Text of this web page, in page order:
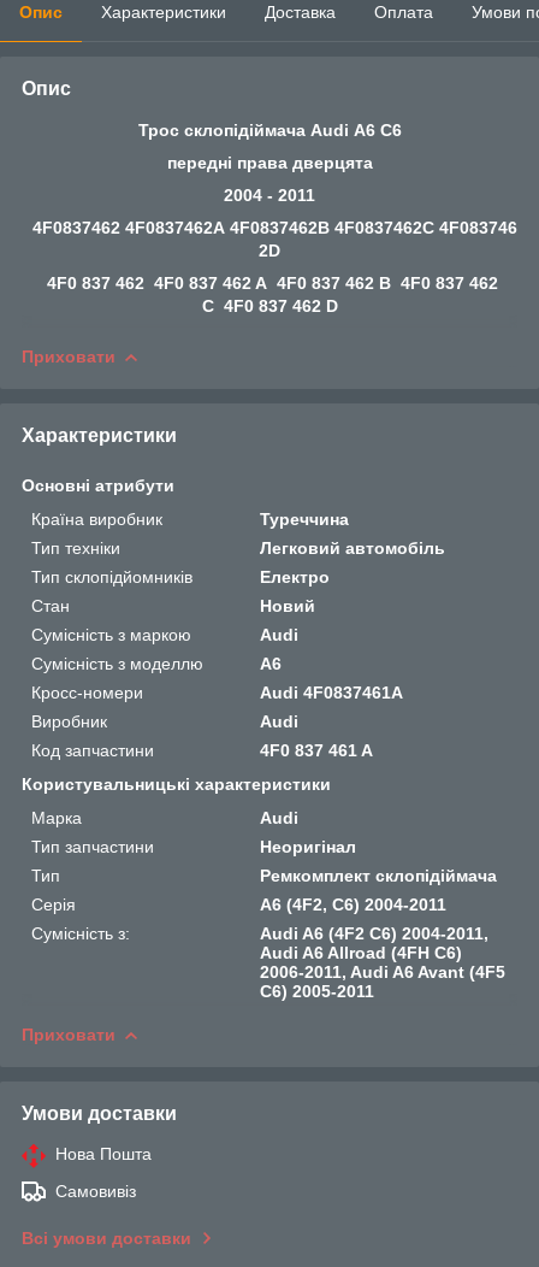
Опис Характеристики Доставка Оплата Умови
Опис
Трос склопідіймача Audi A6 C6
передні права дверцята
2004 - 2011
4F0837462 4F0837462A 4F0837462B 4F0837462C 4F083746
2D
4F0 837 462 4F0 837 462 A 4F0 837 462 B 4F0 837 462
C 4F0 837 462 D
Приховати
Характеристики
Основні атрибути
Країна виробник
Туреччина
Тип техніки
Легковий автомобіль
Тип склопідйомників
Електро
Стан
Новий
Сумісність з маркою
Audi
Сумісність з моделлю
A6
Кросс-номери
Audi 4F0837461A
Виробник
Audi
Код запчастини
4F0 837 461 A
Користувальницькі характеристики
Марка
Audi
Тип запчастини
Неоригінал
Тип
Ремкомплект склопідіймача
Серія
A6 (4F2, C6) 2004-2011
Сумісність з:
Audi A6 (4F2 C6) 2004-2011,
Audi A6 Allroad (4FH C6)
2006-2011, Audi A6 Avant (4F5
C6) 2005-2011
Приховати
Умови доставки
Нова Пошта
Самовивіз
Всі умови доставки